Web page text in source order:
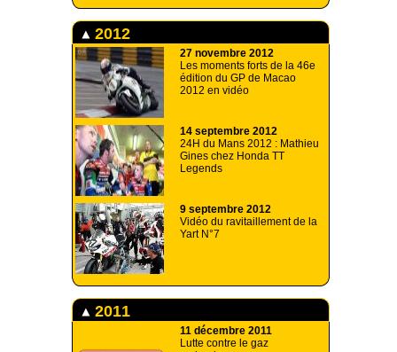
2012
27 novembre 2012
Les moments forts de la 46e
édition du GP de Macao
2012 en vidéo
14 septembre 2012
24H du Mans 2012 : Mathieu
Gines chez Honda TT
Legends
9 septembre 2012
Vidéo du ravitaillement de la
Yart N°7
2011
11 décembre 2011
Lutte contre le gaz